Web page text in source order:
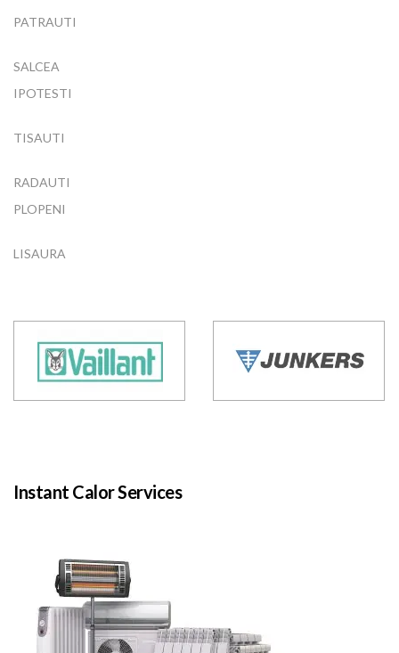
PATRAUTI
SALCEA
IPOTESTI
TISAUTI
RADAUTI
PLOPENI
LISAURA
Instant Calor Services